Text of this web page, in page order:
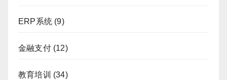
ERP系统 (9)
金融支付(12)
教育培训 (34)